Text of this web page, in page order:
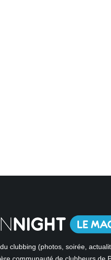
clubbing (photos, soirée,